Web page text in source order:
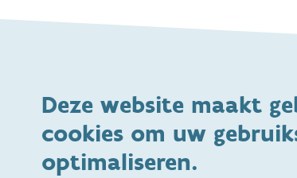
Deze website maakt
cookies om uw
optimaliseren.
Gezondheid en vaccinatie
Kinderopvang en naar school
Ontwikkeling en gedrag
Spelen